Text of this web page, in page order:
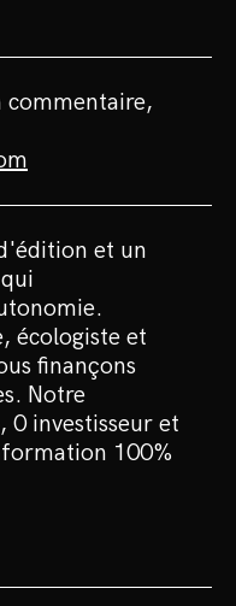
commentaire,
et un
écologiste et
finançons
Notre
0 investisseur et
100%